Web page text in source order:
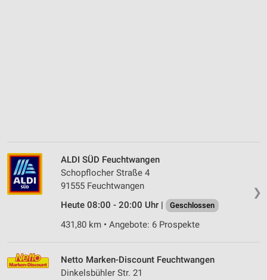
❯
ALDI SÜD Feuchtwangen
Schopflocher Straße 4
91555 Feuchtwangen
Heute 08:00 - 20:00 Uhr |
Geschlossen
431,80 km • Angebote: 6 Prospekte
Netto Marken-Discount Feuchtwangen
Dinkelsbühler Str. 21